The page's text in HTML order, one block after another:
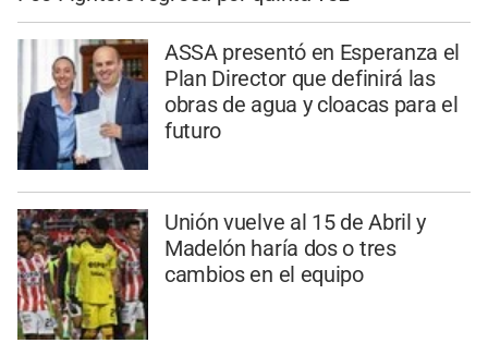
ASSA presentó en Esperanza el
Plan Director que definirá las
obras de agua y cloacas para el
futuro
Unión vuelve al 15 de Abril y
Madelón haría dos o tres
cambios en el equipo